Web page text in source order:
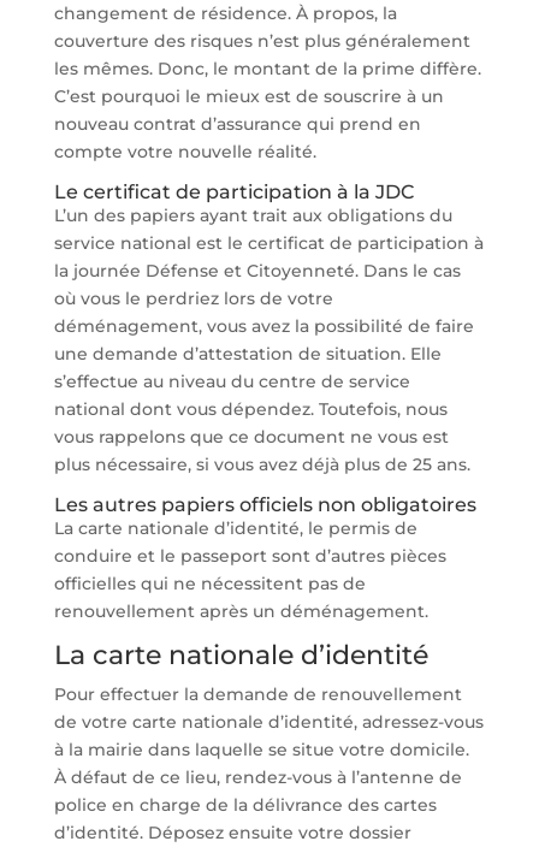
changement de résidence. À propos, la
couverture des risques n’est plus généralement
les mêmes. Donc, le montant de la prime diffère.
C’est pourquoi le mieux est de souscrire à un
nouveau contrat d’assurance qui prend en
compte votre nouvelle réalité.
Le certificat de participation à la JDC
L’un des papiers ayant trait aux obligations du
service national est le certificat de participation à
la journée Défense et Citoyenneté. Dans le cas
où vous le perdriez lors de votre
déménagement, vous avez la possibilité de faire
une demande d’attestation de situation. Elle
s’effectue au niveau du centre de service
national dont vous dépendez. Toutefois, nous
vous rappelons que ce document ne vous est
plus nécessaire, si vous avez déjà plus de 25 ans.
Les autres papiers officiels non obligatoires
La carte nationale d’identité, le permis de
conduire et le passeport sont d’autres pièces
officielles qui ne nécessitent pas de
renouvellement après un déménagement.
La carte nationale d’identité
Pour effectuer la demande de renouvellement
de votre carte nationale d’identité, adressez-vous
à la mairie dans laquelle se situe votre domicile.
À défaut de ce lieu, rendez-vous à l’antenne de
police en charge de la délivrance des cartes
d’identité. Déposez ensuite votre dossier